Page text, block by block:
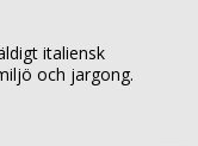
italiensk
och jargong.